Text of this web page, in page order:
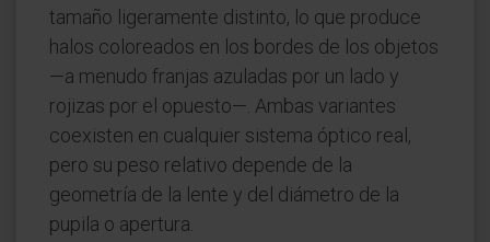
tamaño ligeramente distinto, lo que produce
halos coloreados en los bordes de los objetos
—a menudo franjas azuladas por un lado y
rojizas por el opuesto—. Ambas variantes
coexisten en cualquier sistema óptico real,
pero su peso relativo depende de la
geometría de la lente y del diámetro de la
pupila o apertura.